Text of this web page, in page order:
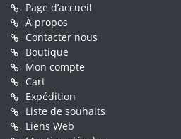
Page d’accueil
À propos
Contacter nous
Boutique
Mon compte
Cart
Expédition
Liste de souhaits
Liens Web